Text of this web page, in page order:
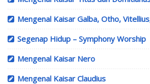
Mengenal Kaisar Galba, Otho,
Segenap Hidup – Symphony Worship
Mengenal Kaisar Nero
Mengenal Kaisar Claudius